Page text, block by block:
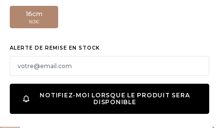
16cm
163€
ALERTE DE REMISE EN STOCK
NOTIFIEZ-MOI LORSQUE LE PRODUIT SERA
DISPONIBLE